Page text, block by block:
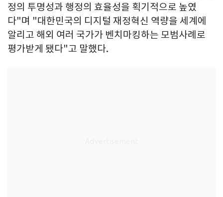
정의 투명성과 행정의 효율성을 획기적으로 높였
다"며 "대한민국의 디지털 재정혁신 역량을 세계에
알리고 해외 여러 국가가 벤치마킹하는 모범사례로
평가받게 됐다"고 말했다.